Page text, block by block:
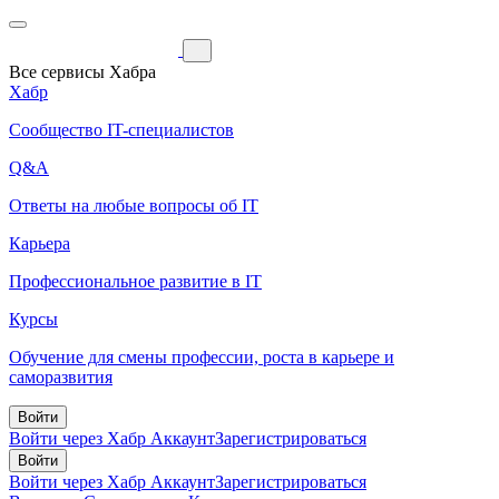
Все сервисы Хабра
Хабр
Сообщество IT-специалистов
Q&A
Ответы на любые вопросы об IT
Карьера
Профессиональное развитие в IT
Курсы
Обучение для смены профессии, роста в карьере и
саморазвития
Войти
Войти через Хабр АккаунтЗарегистрироваться
Войти
Войти через Хабр АккаунтЗарегистрироваться